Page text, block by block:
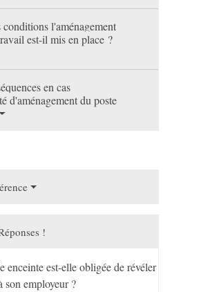
conditions l'aménagement
est-il mis en place ?
en cas
d'aménagement du poste
!
enceinte est-elle obligée de révéler
son employeur ?